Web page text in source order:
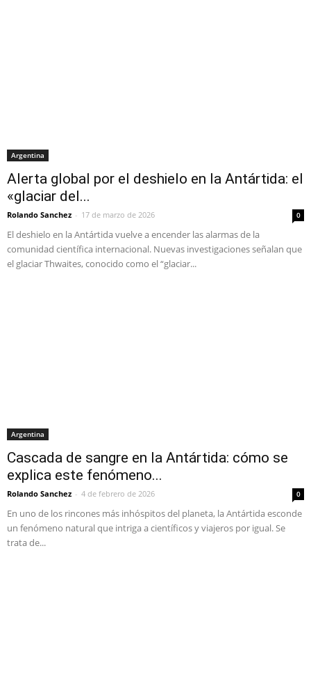
Argentina
Alerta global por el deshielo en la Antártida: el
«glaciar del...
Rolando Sanchez - 17 de marzo de 2026 0
El deshielo en la Antártida vuelve a encender las alarmas de la
comunidad científica internacional. Nuevas investigaciones señalan que
el glaciar Thwaites, conocido como el “glaciar...
Argentina
Cascada de sangre en la Antártida: cómo se
explica este fenómeno...
Rolando Sanchez - 4 de febrero de 2026 0
En uno de los rincones más inhóspitos del planeta, la Antártida esconde
un fenómeno natural que intriga a científicos y viajeros por igual. Se
trata de...